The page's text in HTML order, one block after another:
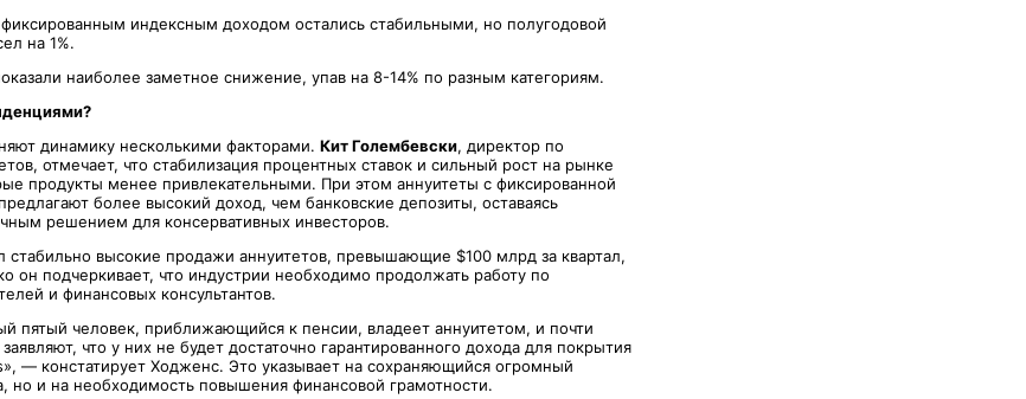
индексным доходом остались стабильными, но полугодовой
на 1%.
наиболее заметное снижение, упав на 8-14% по разным категориям.
динамику несколькими факторами. Кит Голембевски, директор по
отмечает, что стабилизация процентных ставок и сильный рост на рынке
продукты менее привлекательными. При этом аннуитеты с фиксированной
более высокий доход, чем банковские депозиты, оставаясь
решением для консервативных инвесторов.
стабильно высокие продажи аннуитетов, превышающие $100 млрд за квартал,
он подчеркивает, что индустрии необходимо продолжать работу по
и финансовых консультантов.
пятый человек, приближающийся к пенсии, владеет аннуитетом, и почти
что у них не будет достаточно гарантированного дохода для покрытия
— констатирует Ходженс. Это указывает на сохраняющийся огромный
но и на необходимость повышения финансовой грамотности.